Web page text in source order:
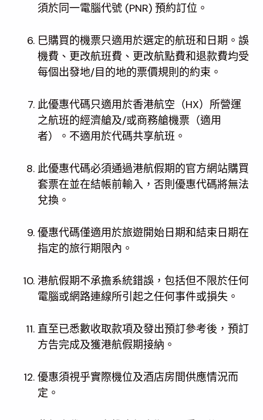
須於同一電腦代號 (PNR) 預約訂位。
巳購買的機票只適用於選定的航班和日期。誤
機費、更改航班費、更改航點費和退款費均受
每個出發地/目的地的票價規則的約束。
此優惠代碼只適用於香港航空（HX）所營運
之航班的經濟艙及/或商務艙機票（適用
者）。不適用於代碼共享航班。
此優惠代碼必須通過港航假期的官方網站購買
套票在並在結帳前輸入，否則優惠代碼將無法
兌換。
優惠代碼僅適用於旅遊開始日期和結束日期在
指定的旅行期限內。
港航假期不承擔系統錯誤，包括但不限於任何
電腦或網路連線所引起之任何事件或損失。
直至已悉數收取款項及發出預訂參考後，預訂
方告完成及獲港航假期接納。
優惠須視乎實際機位及酒店房間供應情況而
定。